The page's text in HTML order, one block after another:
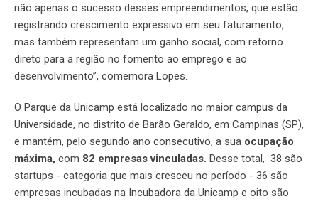
não apenas o sucesso desses empreendimentos, que estão
registrando crescimento expressivo em seu faturamento,
mas também representam um ganho social, com retorno
direto para a região no fomento ao emprego e ao
desenvolvimento”, comemora Lopes.
O Parque da Unicamp está localizado no maior campus da
Universidade, no distrito de Barão Geraldo, em Campinas (SP),
e mantém, pelo segundo ano consecutivo, a sua ocupação
máxima, com 82 empresas vinculadas. Desse total, 38 são
startups - categoria que mais cresceu no período - 36 são
empresas incubadas na Incubadora da Unicamp e oito são